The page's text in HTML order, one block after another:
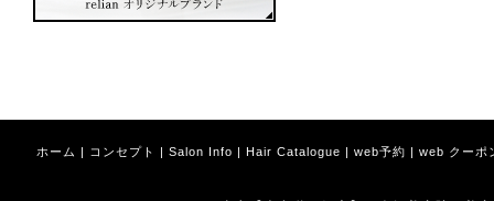
ホーム | コンセプト | Salon Info | Hair Catalogue | web予約 | web クーポ